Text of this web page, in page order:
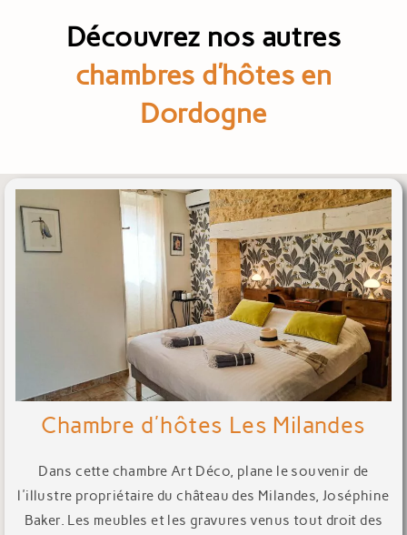
Découvrez nos autres
chambres d’hôtes en
Dordogne
Chambre d'hôtes Les Milandes
Dans cette chambre Art Déco, plane le souvenir de
l'illustre propriétaire du château des Milandes, Joséphine
Baker. Les meubles et les gravures venus tout droit des